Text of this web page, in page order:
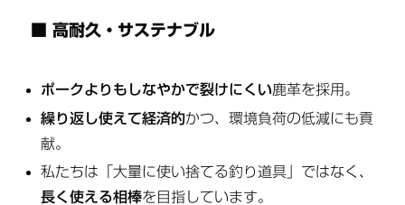
■ 高耐久・サステナブル
ポークよりもしなやかで裂けにくい鹿革を採用。
繰り返し使えて経済的かつ、環境負荷の低減にも貢
献。
私たちは「大量に使い捨てる釣り道具」ではなく、
長く使える相棒を目指しています。